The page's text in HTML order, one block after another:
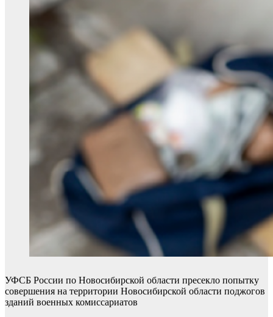
УФСБ России по Новосибирской области пресекло попытку
совершения на территории Новосибирской области поджогов
зданий военных комиссариатов